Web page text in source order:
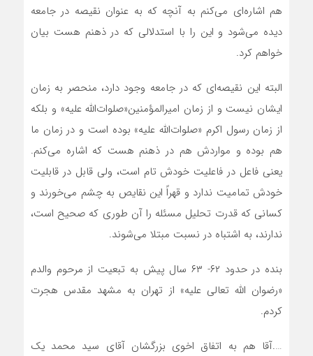
هم اشاره‌‌ای می‌‌کنم به آنچه که به عنوان نقیصه در جامعه
دیده می‌شود و این را با استدلالی که در ذهنم هست بیان
خواهم کرد.
البته این نقیصه‌ای که در جامعه وجود دارد، منحصر به زمان
ایشان نیست و از زمان امیرالمؤمنین«صلوات‌الله علیه» و بلکه
از زمان رسول اکرم «صلوات‌الله علیه» بوده است و در زمان ما
هم بوده و مواردش هم در ذهنم هست که اشاره می‌کنم.
یعنی فاعل در فاعلیت خودش تام است، ولی قابل در قابلیت
خودش تمامیت ندارد و قهراً این نقایص به چشم می‌خورند و
کسانی که قدرت تحلیل مسئله را آن‌ طوری که صحیح است،
ندارند، به اشتباه در نسبت مبتلا می‌شوند.
بنده در حدود ۶۲- ۶۳ سال پیش به تبعیت از مرحوم والدم
«رضوان الله تعالی علیه» از تهران به مشهد مقدس هجرت
کردم.
….آقا هم به اتفاق اخوی بزرگشان آقای سید محمد یک